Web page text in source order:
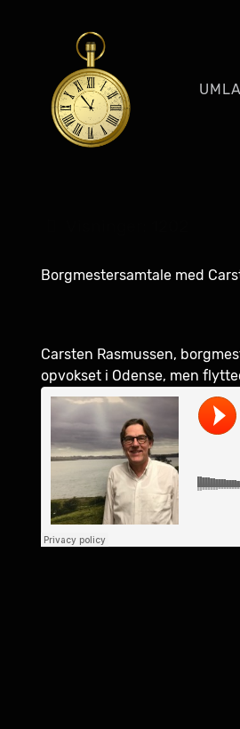
Borgmestersamtale med
Carsten Rasmussen,
opvokset i Odense, men